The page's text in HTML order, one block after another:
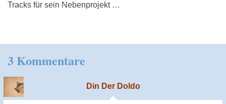
Tracks für sein Nebenprojekt …
3 Kommentare
Din Der Doldo